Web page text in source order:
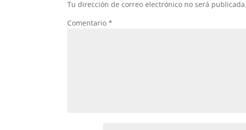
o
k
p
Tu dirección de correo electrónico no será publicada.
Comentario*